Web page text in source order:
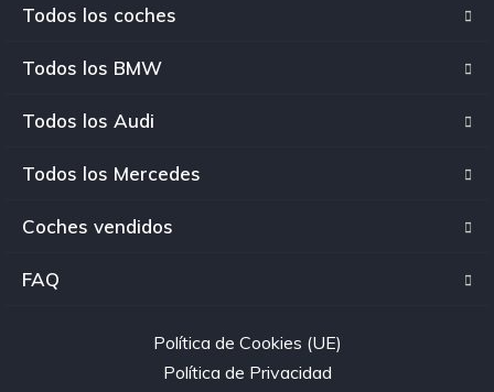
Todos los coches
Todos los BMW
Todos los Audi
Todos los Mercedes
Coches vendidos
FAQ
Política de Cookies (UE)
Política de Privacidad